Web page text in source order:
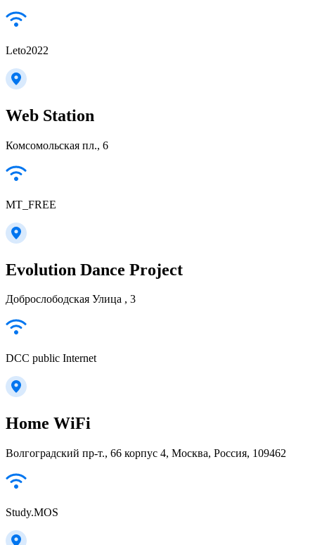
Leto2022
Web Station
Комсомольская пл., 6
MT_FREE
Evolution Dance Project
Доброслободская Улица , 3
DCC public Internet
Home WiFi
Волгоградский пр-т., 66 корпус 4, Москва, Россия, 109462
Study.MOS